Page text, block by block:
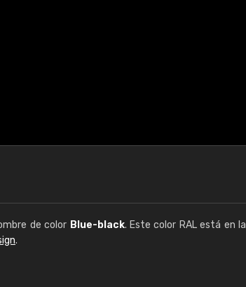
de color Blue-black. Este color RAL está en la
.